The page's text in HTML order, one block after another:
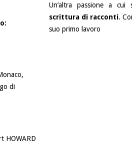
di
HOWARD
Un’altra passione a
scrittura di racconti.
suo primo lavoro